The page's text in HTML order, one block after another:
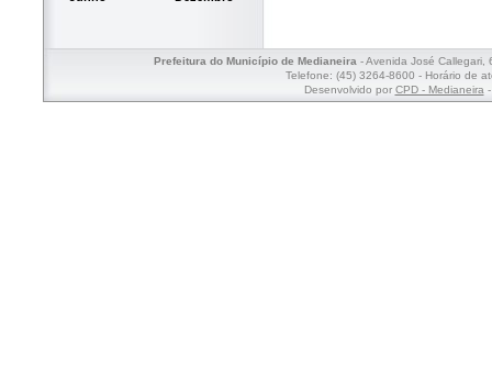
Prefeitura do Município de Medianeira- Avenida José Callegari,
Telefone: (45) 3264-8600 - Horário de
Desenvolvido por CPD - Medianeira-